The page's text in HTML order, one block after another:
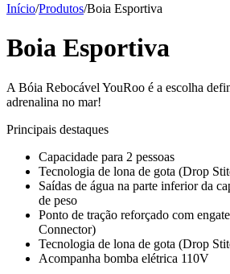
Início/Produtos/Boia Esportiva
Boia Esportiva
A Bóia Rebocável YouRoo é a escolha
adrenalina no mar!
Principais destaques
Capacidade para 2 pessoas
Tecnologia de lona de gota (Drop
Saídas de água na parte inferior da
de peso
Ponto de tração reforçado com
Connector)
Tecnologia de lona de gota (Drop
Acompanha bomba elétrica 110V